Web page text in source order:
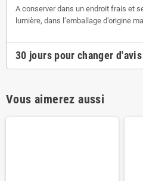
A conserver dans un endroit frais et
lumière, dans l’emballage d’origine
30 jours pour changer d'avis
Vous aimerez aussi